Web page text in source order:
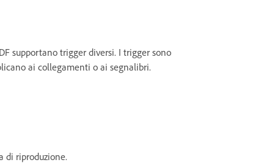
supportano trigger diversi. I trigger sono
ai collegamenti o ai segnalibri.
di riproduzione.